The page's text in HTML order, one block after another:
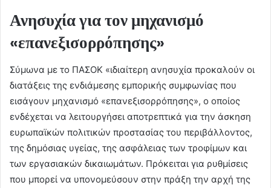
Ανησυχία για τον μηχανισμό
«επανεξισορρόπησης»
Σύμωνα με το ΠΑΣΟΚ «ιδιαίτερη ανησυχία προκαλούν οι
διατάξεις της ενδιάμεσης εμπορικής συμφωνίας που
εισάγουν μηχανισμό «επανεξισορρόπησης», ο οποίος
ενδέχεται να λειτουργήσει αποτρεπτικά για την άσκηση
ευρωπαϊκών πολιτικών προστασίας του περιβάλλοντος,
της δημόσιας υγείας, της ασφάλειας των τροφίμων και
των εργασιακών δικαιωμάτων. Πρόκειται για ρυθμίσεις
που μπορεί να υπονομεύσουν στην πράξη την αρχή της